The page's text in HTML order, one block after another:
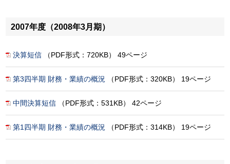
2007年度（2008年3月期）
決算短信 （PDF形式：720KB） 49ページ
第3四半期 財務・業績の概況 （PDF形式：320KB） 19ページ
中間決算短信 （PDF形式：531KB） 42ページ
第1四半期 財務・業績の概況 （PDF形式：314KB） 19ページ